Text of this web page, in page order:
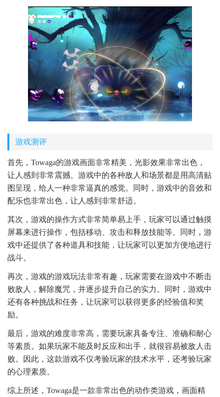
游戏测评
首先，Towaga的游戏画面非常精美，光影效果非常出色，
让人感到非常震撼。游戏中的各种敌人和场景都是用高清贴
图呈现，给人一种非常逼真的感觉。同时，游戏中的音效和
配乐也非常出色，让人感到非常舒适。
其次，游戏的操作方式非常简单易上手，玩家可以通过触摸
屏幕来进行操作，包括移动、攻击和释放技能等。同时，游
戏中还提供了各种道具和技能，让玩家可以更加方便地进行
战斗。
再次，游戏的游戏玩法非常有趣，玩家需要在游戏中不断击
败敌人，解除魔咒，并逐步提升自己的实力。同时，游戏中
还有各种挑战和任务，让玩家可以获得更多的经验值和奖
励。
最后，游戏的难度非常高，需要玩家具备专注、准确和耐心
等素质。如果玩家不能及时反应和出手，就很容易被敌人击
败。因此，这款游戏不仅考验玩家的技术水平，还考验玩家
的心理素质。
综上所述，Towaga是一款非常出色的动作类游戏，画面精